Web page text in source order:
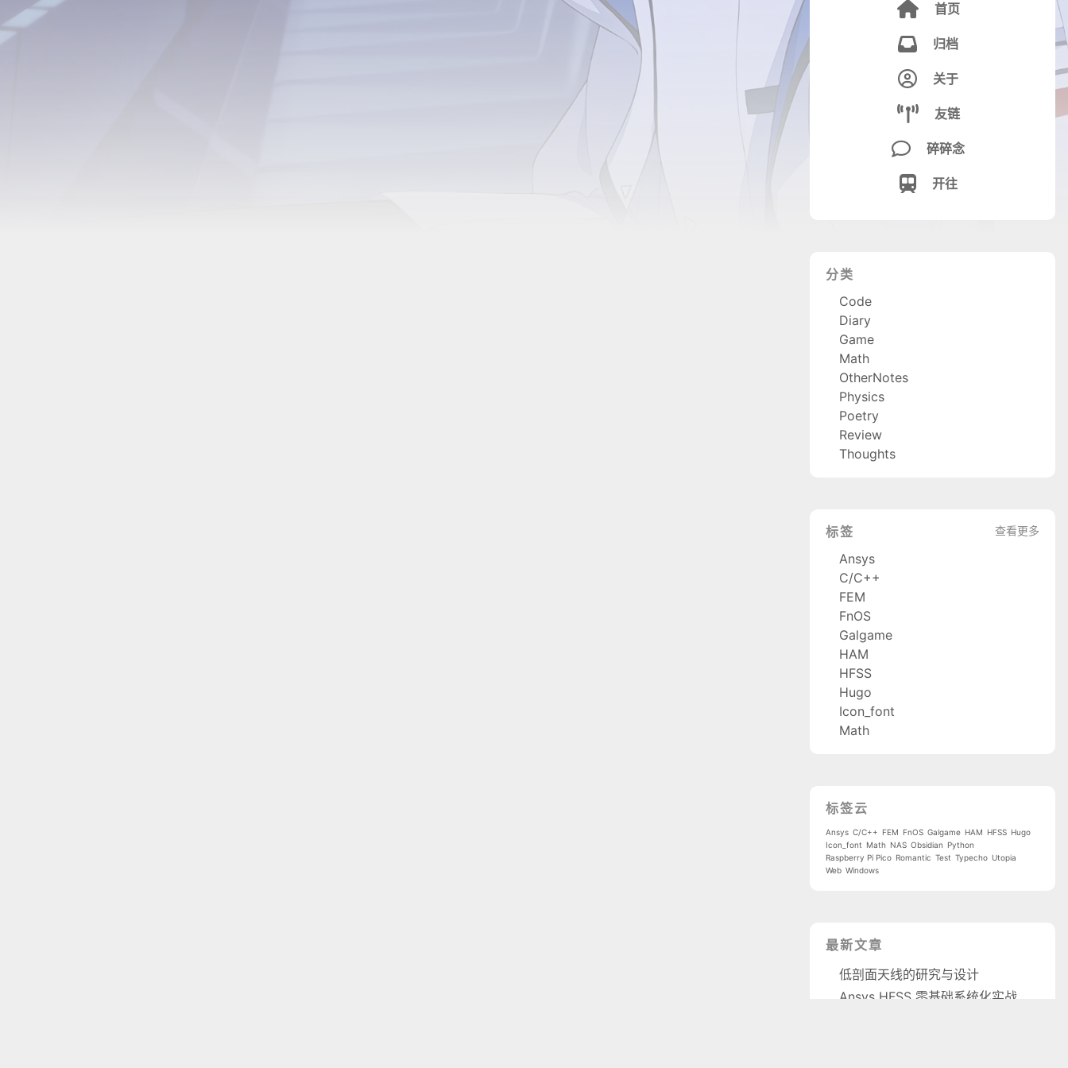
 首页
 归档
 关于
 友链
 碎碎念
 开往
分类
Code
Diary
Game
Math
OtherNotes
Physics
Poetry
Review
Thoughts
标签 查看更多
Ansys
C/C++
FEM
FnOS
Galgame
HAM
HFSS
Hugo
Icon_font
Math
标签云
Ansys C/C++ FEM FnOS Galgame HAM HFSS Hugo
Icon_font Math NAS Obsidian Python
Raspberry Pi Pico Romantic Test Typecho Utopia
Web Windows
最新文章
低剖面天线的研究与设计
Ansys HFSS 零基础系统化实战教程